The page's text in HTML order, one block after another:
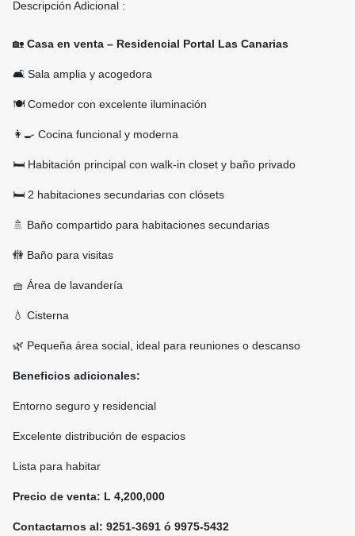
Descripción Adicional :
🏡 Casa en venta – Residencial Portal Las Canarias
🛋️ Sala amplia y acogedora
🍽️ Comedor con excelente iluminación
👩‍🍳 Cocina funcional y moderna
🛏️ Habitación principal con walk-in closet y baño privado
🛏️ 2 habitaciones secundarias con clósets
🚿 Baño compartido para habitaciones secundarias
🚻 Baño para visitas
🧺 Área de lavandería
💧 Cisterna
🌿 Pequeña área social, ideal para reuniones o descanso
Beneficios adicionales:
Entorno seguro y residencial
Excelente distribución de espacios
Lista para habitar
Precio de venta: L 4,200,000
Contactarnos al: 9251-3691 ó 9975-5432